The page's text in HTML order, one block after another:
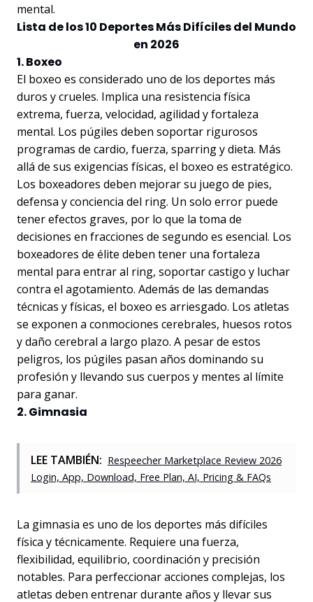
mental.
Lista de los 10 Deportes Más Difíciles del Mundo
en 2026
1. Boxeo
El boxeo es considerado uno de los deportes más
duros y crueles. Implica una resistencia física
extrema, fuerza, velocidad, agilidad y fortaleza
mental. Los púgiles deben soportar rigurosos
programas de cardio, fuerza, sparring y dieta. Más
allá de sus exigencias físicas, el boxeo es estratégico.
Los boxeadores deben mejorar su juego de pies,
defensa y conciencia del ring. Un solo error puede
tener efectos graves, por lo que la toma de
decisiones en fracciones de segundo es esencial. Los
boxeadores de élite deben tener una fortaleza
mental para entrar al ring, soportar castigo y luchar
contra el agotamiento. Además de las demandas
técnicas y físicas, el boxeo es arriesgado. Los atletas
se exponen a conmociones cerebrales, huesos rotos
y daño cerebral a largo plazo. A pesar de estos
peligros, los púgiles pasan años dominando su
profesión y llevando sus cuerpos y mentes al límite
para ganar.
2. Gimnasia
LEE TAMBIÉN: Respeecher Marketplace Review 2026
Login, App, Download, Free Plan, AI, Pricing & FAQs
La gimnasia es uno de los deportes más difíciles
física y técnicamente. Requiere una fuerza,
flexibilidad, equilibrio, coordinación y precisión
notables. Para perfeccionar acciones complejas, los
atletas deben entrenar durante años y llevar sus